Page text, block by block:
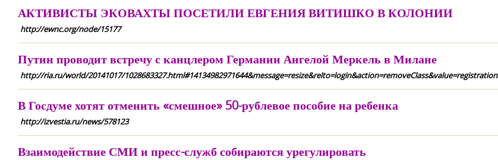
АКТИВИСТЫ ЭКОВАХТЫ ПОСЕТИЛИ ЕВГЕНИЯ ВИТИШКО В КОЛОНИИ
http://ewnc.org/node/15177
Путин проводит встречу с канцлером Германии Ангелой Меркель в Милане
http://ria.ru/world/20141017/1028683327.html#14134982971644&message=resize&relto=login&action=removeClass&value=registration
В Госдуме хотят отменить «смешное» 50-рублевое пособие на ребенка
http://izvestia.ru/news/578123
Взаимодействие СМИ и пресс-служб собираются урегулировать